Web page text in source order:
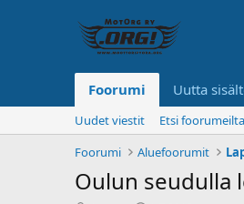
Foorumi Uutta
Uudet viestit Etsi foorumeilta
Foorumi
Aluefoorumit
Oulun seudulla